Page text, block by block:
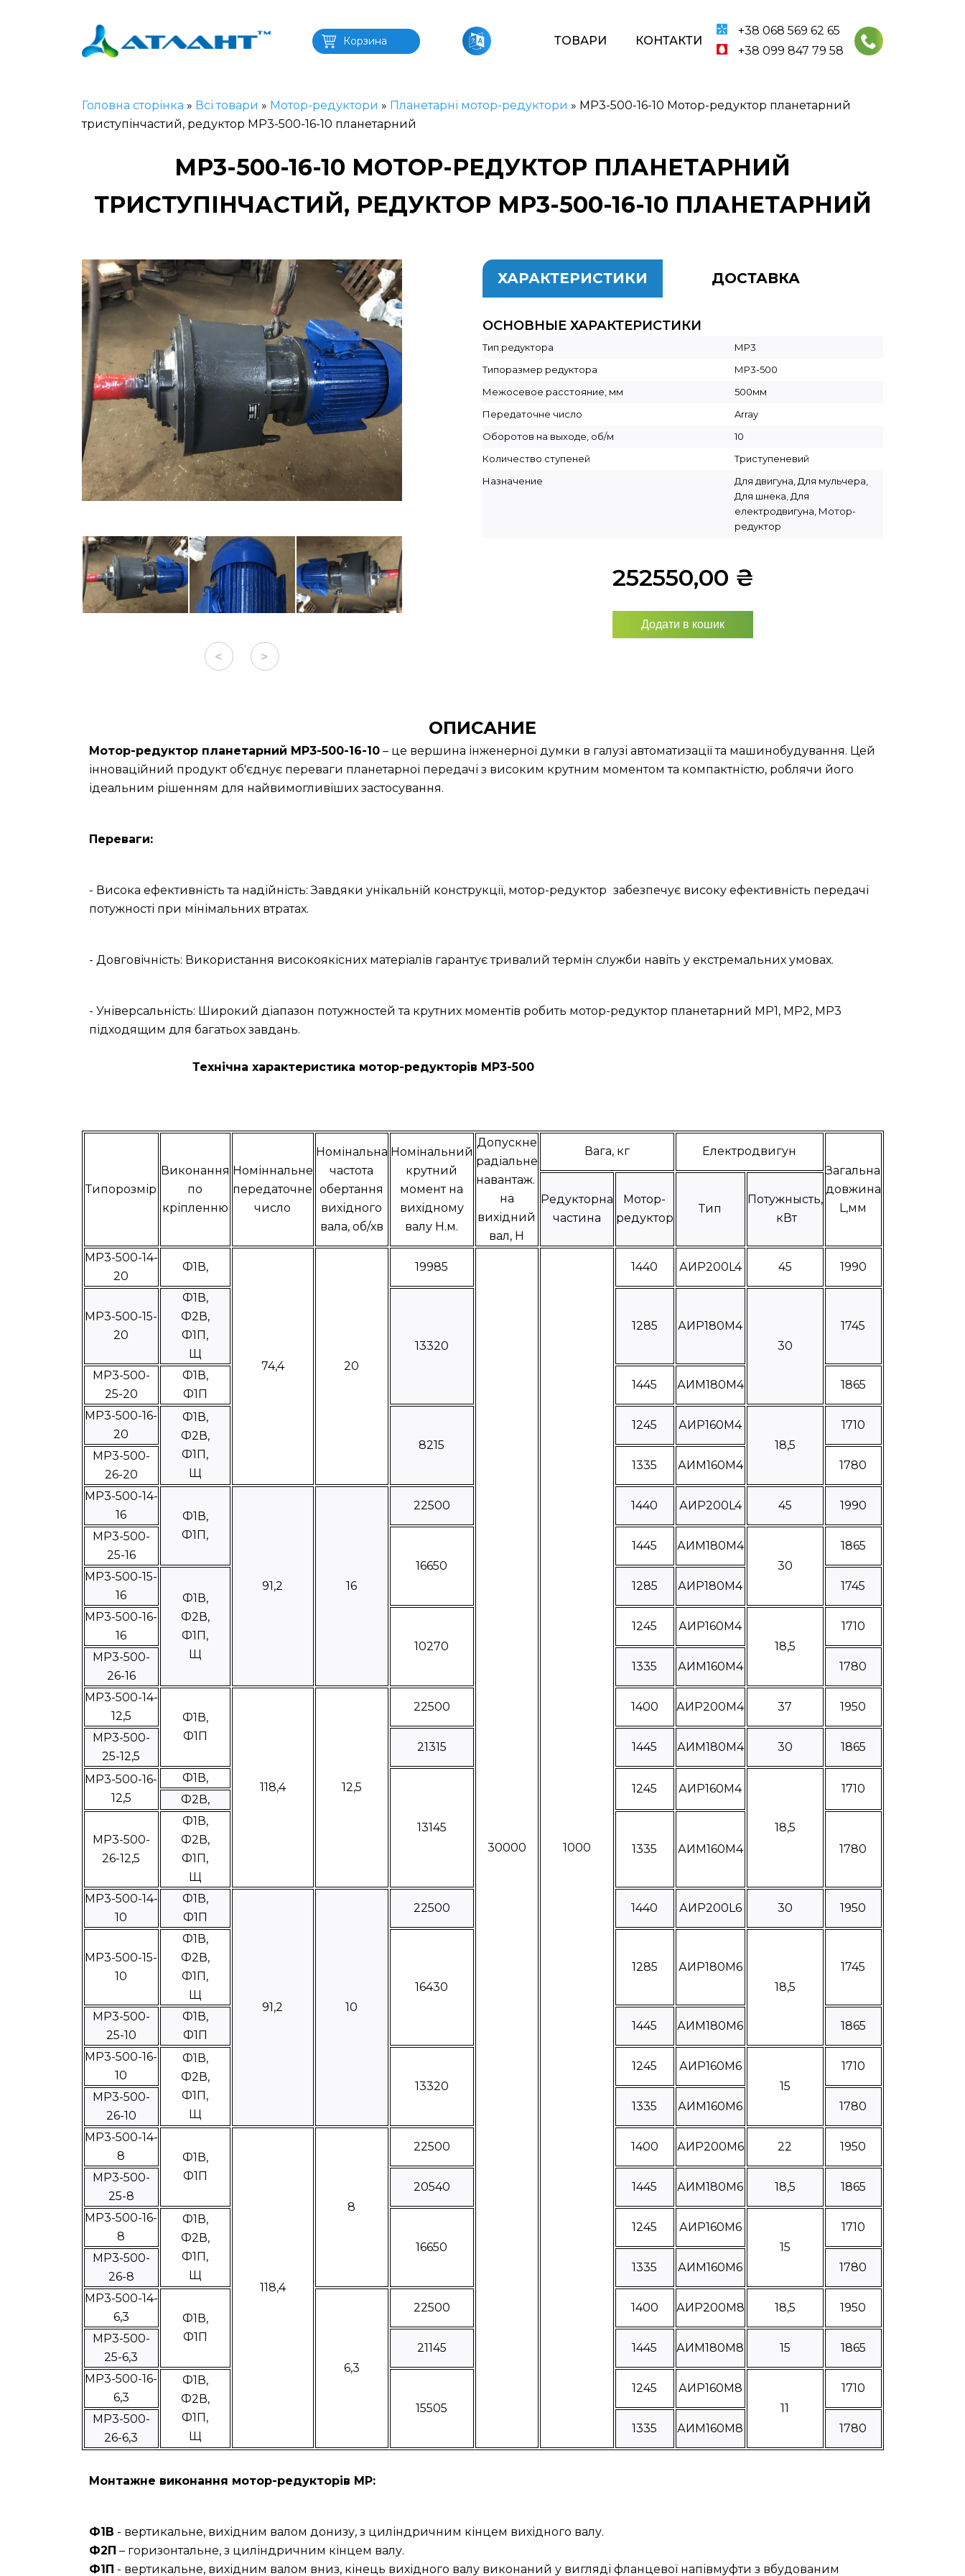
Корзина ТОВАРИ КОНТАКТИ
+38 068 569 62 65
+38 099 847 79 58
Головна сторінка » Всі товари » Мотор-редуктори » Планетарні мотор-редуктори » МР3-500-16-10 Мотор-редуктор планетарний
триступінчастий, редуктор МР3-500-16-10 планетарний
МР3-500-16-10 МОТОР-РЕДУКТОР ПЛАНЕТАРНИЙ
ТРИСТУПІНЧАСТИЙ, РЕДУКТОР МР3-500-16-10 ПЛАНЕТАРНИЙ
< >
ХАРАКТЕРИСТИКИ ДОСТАВКА
ОСНОВНЫЕ ХАРАКТЕРИСТИКИ
Тип редуктора
МР3
Типоразмер редуктора
МР3-500
Межосевое расстояние, мм
500мм
Передаточне число
Array
Оборотов на выходе, об/м
10
Количество ступеней
Триступеневий
Назначение
Для двигуна, Для мульчера,
Для шнека, Для
електродвигуна, Мотор-
редуктор
252550,00 ₴
Додати в кошик
ОПИСАНИЕ
Мотор-редуктор планетарний МР3-500-16-10– це вершина інженерної думки в галузі автоматизації та машинобудування. Цей
інноваційний продукт об'єднує переваги планетарної передачі з високим крутним моментом та компактністю, роблячи його
ідеальним рішенням для найвимогливіших застосування.
Переваги:
- Висока ефективність та надійність: Завдяки унікальній конструкції, мотор-редуктор забезпечує високу ефективність передачі
потужності при мінімальних втратах.
- Довговічність: Використання високоякісних матеріалів гарантує тривалий термін служби навіть у екстремальних умовах.
- Універсальність: Широкий діапазон потужностей та крутних моментів робить мотор-редуктор планетарний МР1, МР2, МР3
підходящим для багатьох завдань.
Технічна характеристика мотор-редукторів МР3-500
Типорозмір
Виконання
по
кріпленню
Номіннальне
передаточне
число
Номінальна
частота
обертання
вихідного
вала, об/хв
Номінальний
крутний
момент на
вихідному
валу Н.м.
Допускне
радіальне
навантаж.
на
вихідний
вал, Н
Вага, кг
Електродвигун
Загальна
довжина
L,мм
Редукторна
частина
Мотор-
редуктор
Тип
Потужнысть,
кВт
МР3-500-14-
20
Ф1В,
74,4 20
19985
30000 1000
1440 АИР200L4 45 1990
МР3-500-15-
20
Ф1В,
Ф2В,
Ф1П,
Щ
13320
1285
АИР180М4
30
1745
МР3-500-
25-20
Ф1В,
Ф1П
1445 АИМ180М4 1865
МР3-500-16-
20
Ф1В,
Ф2В,
Ф1П,
Щ
8215
1245
АИР160М4
18,5
1710
МР3-500-
26-20
1335 АИМ160М4 1780
МР3-500-14-
16
Ф1В,
Ф1П,
91,2 16
22500 1440 АИР200L4 45 1990
МР3-500-
25-16
16650
1445
АИМ180М4
30
1865
МР3-500-15-
16
Ф1В,
Ф2В,
Ф1П,
Щ
1285 АИР180М4 1745
МР3-500-16-
16
10270
1245
АИР160М4
18,5
1710
МР3-500-
26-16
1335 АИМ160М4 1780
МР3-500-14-
12,5
Ф1В,
Ф1П
118,4 12,5
22500 1400 АИР200М4 37 1950
МР3-500-
25-12,5
21315 1445 АИМ180М4 30 1865
МР3-500-16-
12,5
Ф1В,
13145
1245 АИР160М4
18,5
1710
Ф2В,
МР3-500-
26-12,5
Ф1В,
Ф2В,
Ф1П,
Щ
1335 АИМ160М4 1780
МР3-500-14-
10
Ф1В,
Ф1П
91,2 10
22500 1440 АИР200L6 30 1950
МР3-500-15-
10
Ф1В,
Ф2В,
Ф1П,
Щ
16430
1285
АИР180М6
18,5
1745
МР3-500-
25-10
Ф1В,
Ф1П
1445 АИМ180М6 1865
МР3-500-16-
10
Ф1В,
Ф2В,
Ф1П,
Щ
13320
1245
АИР160М6
15
1710
МР3-500-
26-10
1335 АИМ160М6 1780
МР3-500-14-
8
Ф1В,
Ф1П
118,4
8
22500 1400 АИР200М6 22 1950
МР3-500-
25-8
20540 1445 АИМ180М6 18,5 1865
МР3-500-16-
8
Ф1В,
Ф2В,
Ф1П,
Щ
16650
1245
АИР160М6
15
1710
МР3-500-
26-8
1335 АИМ160М6 1780
МР3-500-14-
6,3
Ф1В,
Ф1П
6,3
22500 1400 АИР200М8 18,5 1950
МР3-500-
25-6,3
21145 1445 АИМ180М8 15 1865
МР3-500-16-
6,3
Ф1В,
Ф2В,
Ф1П,
Щ
15505
1245
АИР160М8
11
1710
МР3-500-
26-6,3
1335 АИМ160М8 1780
Монтажне виконання мотор-редукторів МР:
Ф1В - вертикальне, вихідним валом донизу, з циліндричним кінцем вихідного валу.
Ф2П – горизонтальне, з циліндричним кінцем валу.
Ф1П - вертикальне, вихідним валом вниз, кінець вихідного валу виконаний у вигляді фланцевої напівмуфти з вбудованим